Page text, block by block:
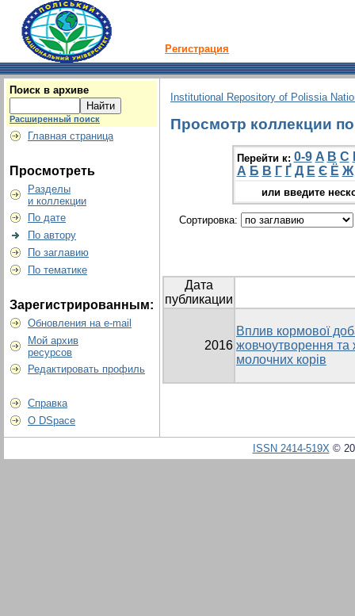
Регистрация
Поиск в архиве
Расширенный поиск
Главная страница
Просмотреть
Разделы
и коллекции
По дате
По автору
По заглавию
По тематике
Зарегистрированным:
Обновления на e-mail
Мой архив
ресурсов
Редактировать профиль
Справка
О DSpace
Institutional Repository of Polissia
Просмотр коллекции по
Перейти к: 0-9 A B C
А Б В Г Ґ Д Е Є Ё Ж
или введите
Сортировка:
Дата
публикации
2016
Вплив кормової
жовчоутворення та
молочних корів
ISSN 2414-519X©